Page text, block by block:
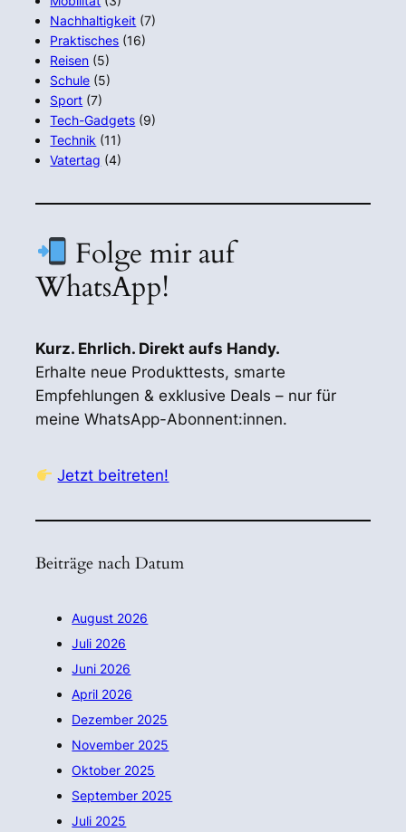
Nachhaltigkeit (7)
Praktisches (16)
Reisen (5)
Schule (5)
Sport (7)
Tech-Gadgets (9)
Technik (11)
Vatertag (4)
Folge mir auf
WhatsApp!
Kurz. Ehrlich. Direkt aufs Handy.
Erhalte neue Produkttests, smarte
Empfehlungen & exklusive Deals – nur für
meine WhatsApp-Abonnent:innen.
Jetzt beitreten!
Beiträge nach Datum
August 2026
Juli 2026
Juni 2026
April 2026
Dezember 2025
November 2025
Oktober 2025
September 2025
Juli 2025